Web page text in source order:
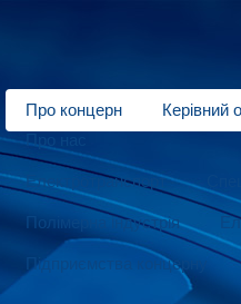
Про концерн Керівний
Про нас
Електротранспорт
Полімерна індустрія
Підприємства концерну